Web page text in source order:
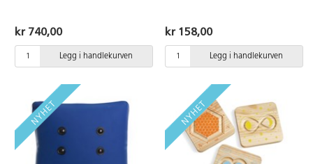
fascinerer. Mål: 120x50 mm. Fra
3 år.
kr 740,00
Legg i handlekurven
Av PVC, uten ftalater. Fra 3 år.
kr 158,00
Legg i handlekurven